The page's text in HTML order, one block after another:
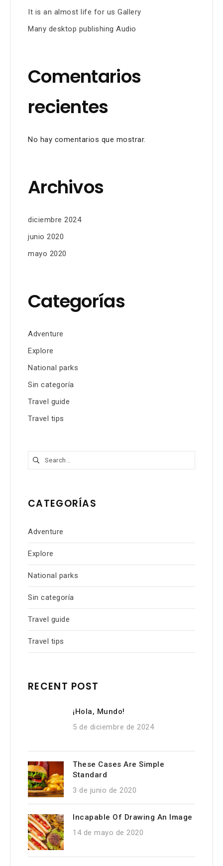
It is an almost life for us Gallery
Many desktop publishing Audio
Comentarios
recientes
No hay comentarios que mostrar.
Archivos
diciembre 2024
junio 2020
mayo 2020
Categorías
Adventure
Explore
National parks
Sin categoría
Travel guide
Travel tips
Buscar:
CATEGORÍAS
Adventure
Explore
National parks
Sin categoría
Travel guide
Travel tips
RECENT POST
¡Hola, Mundo!
5 de diciembre de 2024
These Cases Are Simple
Standard
3 de junio de 2020
Incapable Of Drawing An Image
14 de mayo de 2020